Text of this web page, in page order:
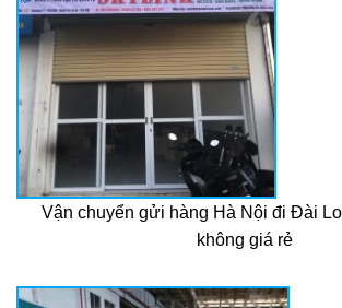
Vận chuyển gửi hàng Hà Nội đi Đài
không giá rẻ